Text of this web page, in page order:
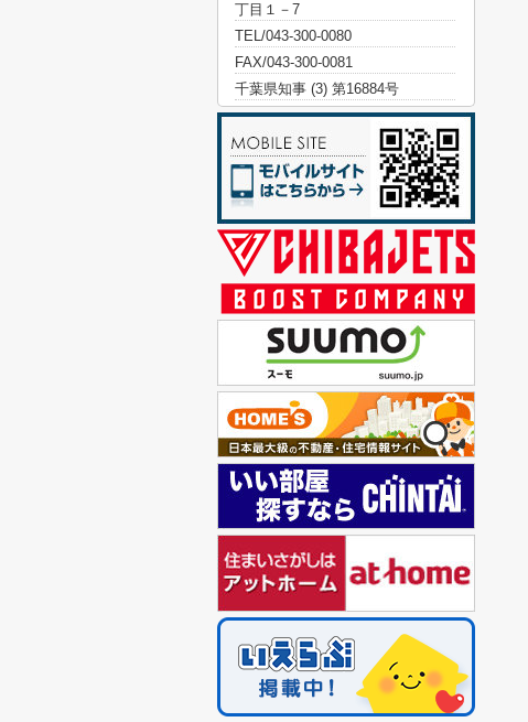
丁目１－7
TEL/043-300-0080
FAX/043-300-0081
千葉県知事 (3) 第16884号